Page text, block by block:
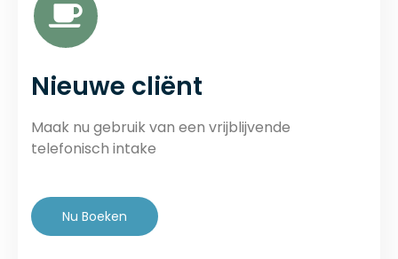
Nieuwe cliënt
Maak nu gebruik van een vrijblijvende
telefonisch intake
Nu Boeken